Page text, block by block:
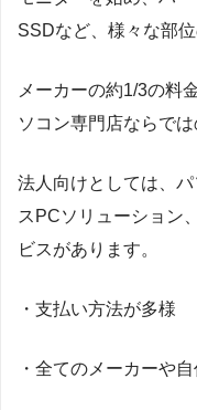
SSDなど、様々な部
メーカーの約1/3の料
ソコン専門店ならで
法人向けとしては、
スPCソリューション
ビスがあります。
・支払い方法が多様
・全てのメーカーや